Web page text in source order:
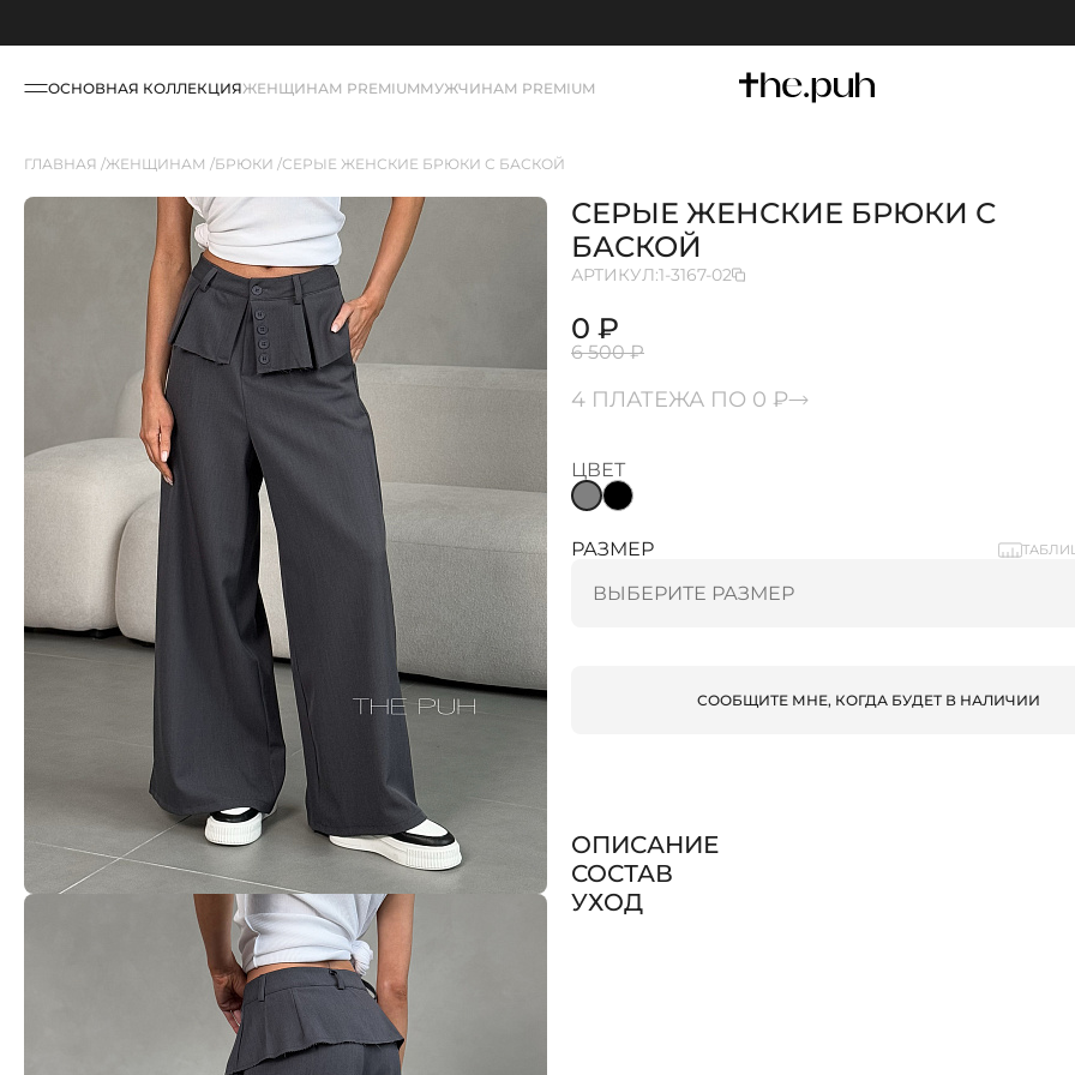
ОСНОВНАЯ КОЛЛЕКЦИЯЖЕНЩИНАМ PREMIUMМУЖЧИНАМ PREMIUM
ГЛАВНАЯ ЖЕНЩИНАМ БРЮКИ СЕРЫЕ ЖЕНСКИЕ БРЮКИ С БАСКОЙ
СЕРЫЕ ЖЕНСКИЕ БРЮКИ С
БАСКОЙ
АРТИКУЛ:1-3167-02
0 ₽
6 500 ₽
4 ПЛАТЕЖА ПО 0 ₽
ЦВЕТ
РАЗМЕР
СООБЩИТЕ МНЕ, КОГДА БУДЕТ В НАЛИЧИИ
ОПИСАНИЕ
СОСТАВ
УХОД